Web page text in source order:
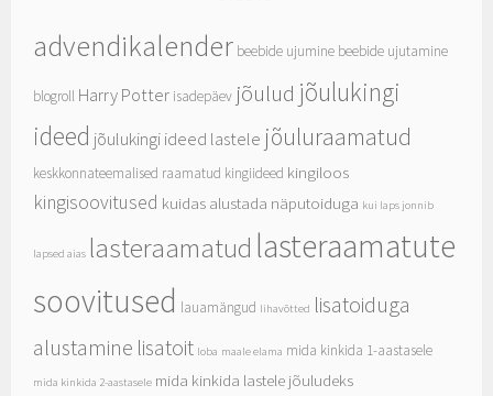
advendikalender beebide ujumine beebide ujutamine
blogroll Harry Potter isadepäev jõulud jõulukingi
ideed jõulukingi ideed lastele jõuluraamatud
keskkonnateemalised raamatud kingiideed kingiloos
kingisoovitused kuidas alustada näputoiduga kui laps jonnib
lapsed aias lasteraamatud lasteraamatute
soovitused lauamängud lihavõtted lisatoiduga
alustamine lisatoit loba maale elama mida kinkida 1-aastasele
mida kinkida 2-aastasele mida kinkida lastele jõuludeks